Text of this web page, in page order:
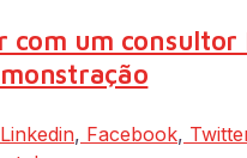
com um consultor
Linkedin, Facebook,